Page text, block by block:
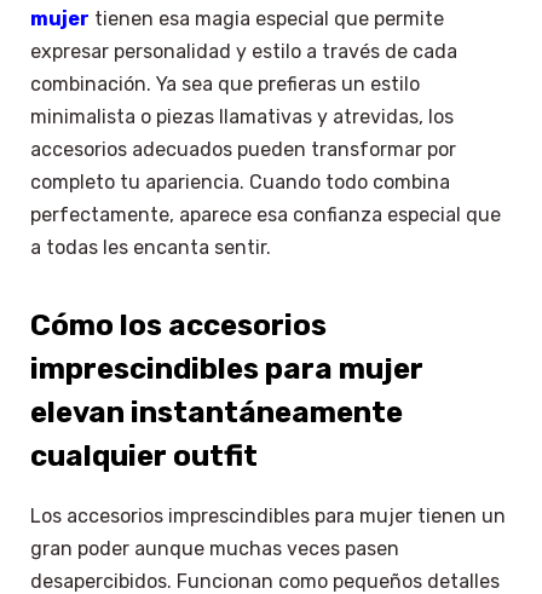
mujer tienen esa magia especial que permite
expresar personalidad y estilo a través de cada
combinación. Ya sea que prefieras un estilo
minimalista o piezas llamativas y atrevidas, los
accesorios adecuados pueden transformar por
completo tu apariencia. Cuando todo combina
perfectamente, aparece esa confianza especial que
a todas les encanta sentir.
Cómo los accesorios
imprescindibles para mujer
elevan instantáneamente
cualquier outfit
Los accesorios imprescindibles para mujer tienen un
gran poder aunque muchas veces pasen
desapercibidos. Funcionan como pequeños detalles